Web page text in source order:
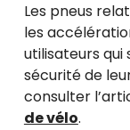
Les pneus
les
utilisateurs
sécurité de
consulter
de vélo.